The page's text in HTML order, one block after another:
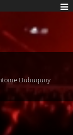
Dubuquoy